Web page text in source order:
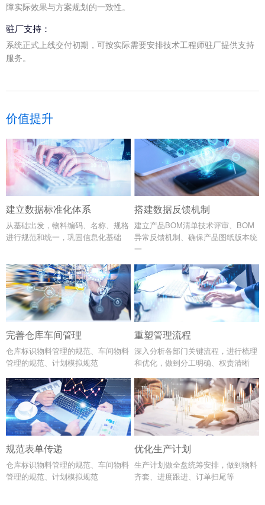
障实际效果与方案规划的一致性。
驻厂支持：
系统正式上线交付初期，可按实际需要安排技术工程师驻厂提供支持
服务。
价值提升
建立数据标准化体系
从基础出发，物料编码、名称、规格
进行规范和统一，巩固信息化基础
搭建数据反馈机制
建立产品BOM清单技术评审、BOM
异常反馈机制、确保产品图纸版本统
一
完善仓库车间管理
仓库标识物料管理的规范、车间物料
管理的规范、计划模拟规范
重塑管理流程
深入分析各部门关键流程，进行梳理
和优化，做到分工明确、权责清晰
规范表单传递
仓库标识物料管理的规范、车间物料
管理的规范、计划模拟规范
优化生产计划
生产计划做全盘统筹安排，做到物料
齐套、进度跟进、订单扫尾等